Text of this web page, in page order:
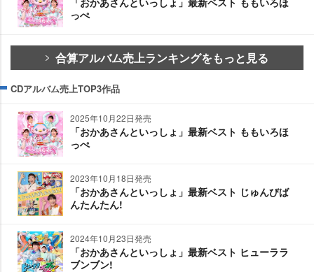
っぺ
合算アルバム売上ランキングをもっと見る
CDアルバム売上TOP3作品
2025年10月22日発売
「おかあさんといっしょ」最新ベスト ももいろほ
っぺ
2023年10月18日発売
「おかあさんといっしょ」最新ベスト じゅんびば
んたんたん!
2024年10月23日発売
「おかあさんといっしょ」最新ベスト ヒューララ
ブンブン!